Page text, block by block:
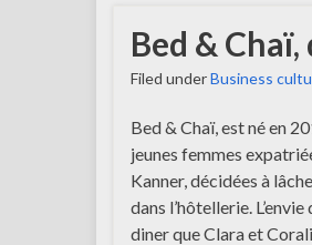
Bed &
Filed underBusiness
Bed & Chaï, est né en
jeunes femmes
Kanner, décidées à
dans l’hôtellerie. L’envie
diner que Clara et